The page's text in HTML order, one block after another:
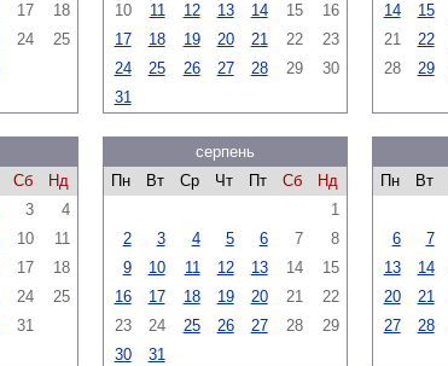
17
18
24
25
10
11 12 13 14 15
16
17
18 19 20 21 22
23
24
25 26 27 28 29
30
31
14
15
21
22
28
29
Сб
Нд
3
4
10
11
17
18
24
25
31
серпень
Пн
Вт Ср Чт Пт Сб
Нд
1
2
3 4 5 6 7
8
9
10 11 12 13 14
15
16
17 18 19 20 21
22
23
24 25 26 27 28
29
30
31
Пн
Вт
6
7
13
14
20
21
27
28